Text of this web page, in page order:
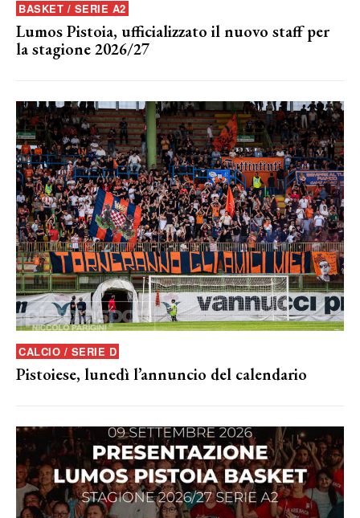
BASKET / SERIE A2
Lumos Pistoia, ufficializzato il nuovo staff per
la stagione 2026/27
CALCIO / SERIE D
Pistoiese, lunedì l’annuncio del calendario